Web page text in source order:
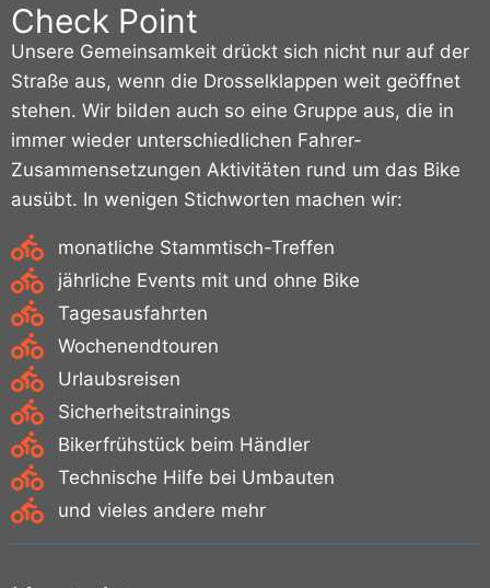
Check Point
Unsere Gemeinsamkeit drückt sich nicht nur auf der
Straße aus, wenn die Drosselklappen weit geöffnet
stehen. Wir bilden auch so eine Gruppe aus, die in
immer wieder unterschiedlichen Fahrer-
Zusammensetzungen Aktivitäten rund um das Bike
ausübt. In wenigen Stichworten machen wir:
monatliche Stammtisch-Treffen
jährliche Events mit und ohne Bike
Tagesausfahrten
Wochenendtouren
Urlaubsreisen
Sicherheitstrainings
Bikerfrühstück beim Händler
Technische Hilfe bei Umbauten
und vieles andere mehr